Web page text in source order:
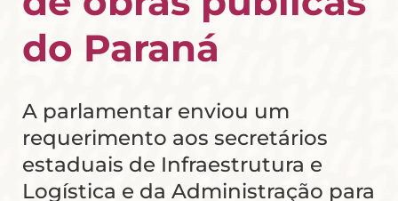
do Paraná
A parlamentar enviou um
requerimento aos secretários
estaduais de Infraestrutura e
Logística e da Administração para